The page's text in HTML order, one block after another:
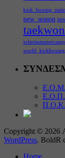
new_season
tolmisummercamp
Ε.Ο.Π.
Π.Ο.Κ.
Copyright © 2026
WordPress. BoldR
Home